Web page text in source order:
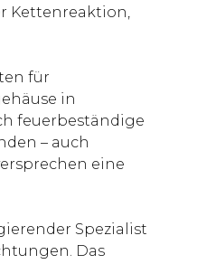
Kettenreaktion,
für
in
feuerbeständige
– auch
eine
Spezialist
Das